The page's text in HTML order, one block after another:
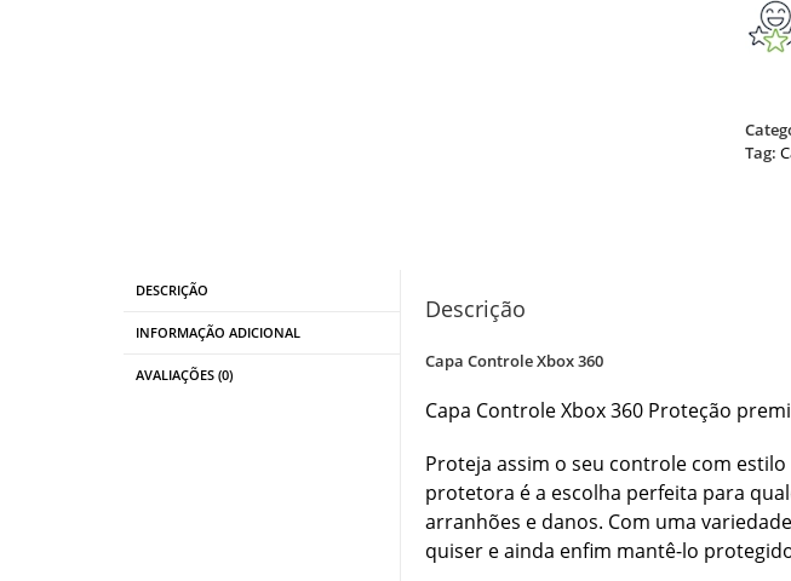
Tag:
DESCRIÇÃO
INFORMAÇÃO ADICIONAL
AVALIAÇÕES (0)
Descrição
Capa Controle Xbox 360
Capa Controle Xbox 360 Proteção
Proteja assim o seu controle com estilo
protetora é a escolha perfeita para
arranhões e danos. Com uma
quiser e ainda enfim mantê-lo